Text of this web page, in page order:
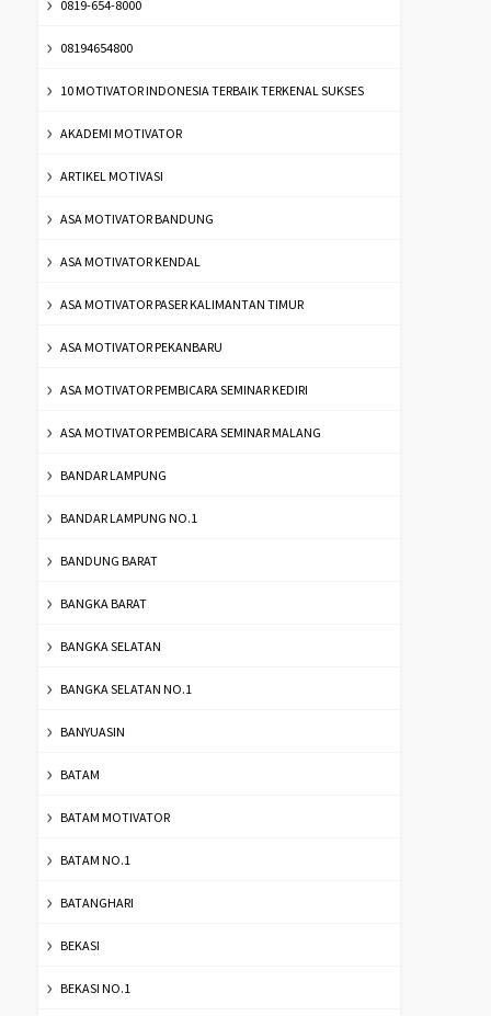
0819-654-8000
08194654800
10 MOTIVATOR INDONESIA TERBAIK TERKENAL SUKSES
AKADEMI MOTIVATOR
ARTIKEL MOTIVASI
ASA MOTIVATOR BANDUNG
ASA MOTIVATOR KENDAL
ASA MOTIVATOR PASER KALIMANTAN TIMUR
ASA MOTIVATOR PEKANBARU
ASA MOTIVATOR PEMBICARA SEMINAR KEDIRI
ASA MOTIVATOR PEMBICARA SEMINAR MALANG
BANDAR LAMPUNG
BANDAR LAMPUNG NO.1
BANDUNG BARAT
BANGKA BARAT
BANGKA SELATAN
BANGKA SELATAN NO.1
BANYUASIN
BATAM
BATAM MOTIVATOR
BATAM NO.1
BATANGHARI
BEKASI
BEKASI NO.1